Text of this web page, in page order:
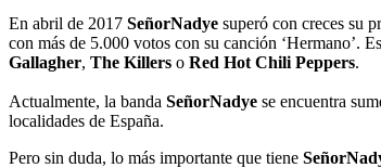
En abril de 2017 SeñorNadye superó con creces su
con más de 5.000 votos con su canción ‘Hermano’.
Gallagher, The Killers o Red Hot Chili Peppers.
Actualmente, la banda SeñorNadye se encuentra
localidades de España.
Pero sin duda, lo más importante que tiene